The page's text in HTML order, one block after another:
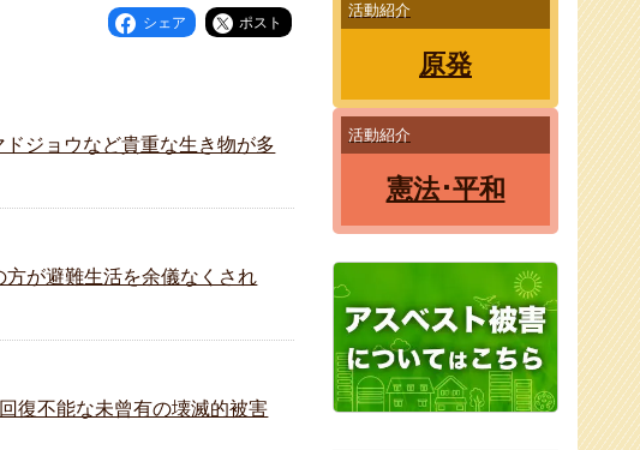
シェア ポスト
ジョウなど貴重な生き物が多
が避難生活を余儀なくされ
復不能な未曾有の壊滅的被害
活動紹介
原発
活動紹介
憲法･平和